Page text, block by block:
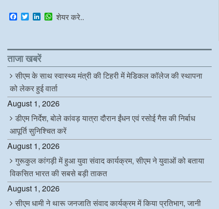
F
a
b
o
o
k
T
w
t
e
r
L
e
d
I
n
W
s
p
शेयर करे..
ताजा खबरें
सीएम के साथ स्वास्थ्य मंत्री की टिहरी में मेडिकल कॉलेज की स्थापना
को लेकर हुई वार्ता
August 1, 2026
डीएम निर्देश, बोले कांवड़ यात्रा दौरान ईंधन एवं रसोई गैस की निर्बाध
आपूर्ति सुनिश्चित करें
August 1, 2026
गुरूकुल कांगड़ी में हुआ युवा संवाद कार्यक्रम, सीएम ने युवाओं को बताया
विकसित भारत की सबसे बड़ी ताकत
August 1, 2026
सीएम धामी ने थारू जनजाति संवाद कार्यक्रम में किया प्रतिभाग, जानी